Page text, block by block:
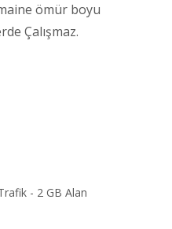
ömür boyu
Çalışmaz.
- 2 GB Alan